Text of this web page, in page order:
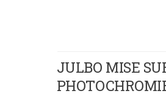
JULBO MISE